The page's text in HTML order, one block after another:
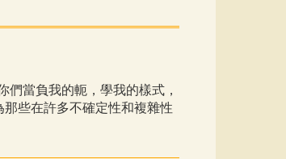
當負我的軛，學我的樣式，
些在許多不確定性和複雜性